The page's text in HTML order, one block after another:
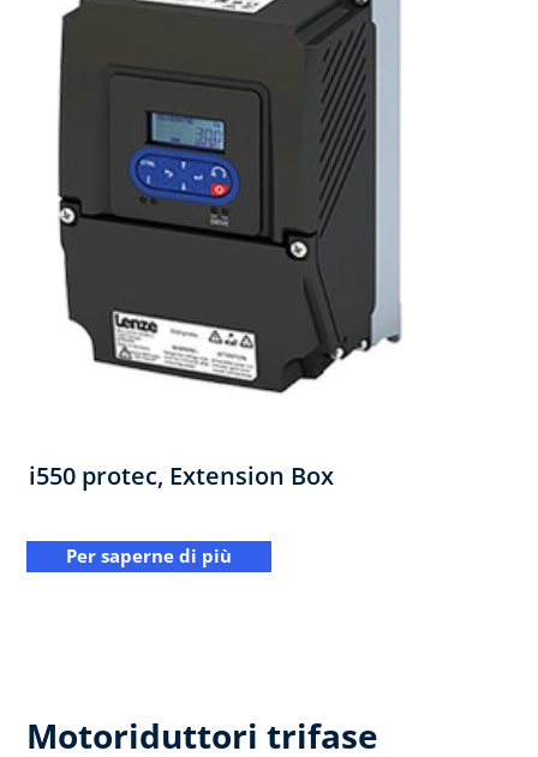
i550 protec,​ Extension Box
Per saperne di più
Motoriduttori trifase